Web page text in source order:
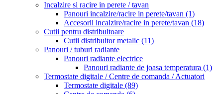
Incalzire si racire in perete / tavan
Panouri incalzire/racire in perete/tavan (1)
Accesorii incalzire/racire in perete/tavan (18)
Cutii pentru distribuitoare
Cutii distribuitor metalic (11)
Panouri / tuburi radiante
Panouri radiante electrice
Panouri radiante de joasa temperatura (1)
Termostate digitale / Centre de comanda / Actuatori
Termostate digitale (89)